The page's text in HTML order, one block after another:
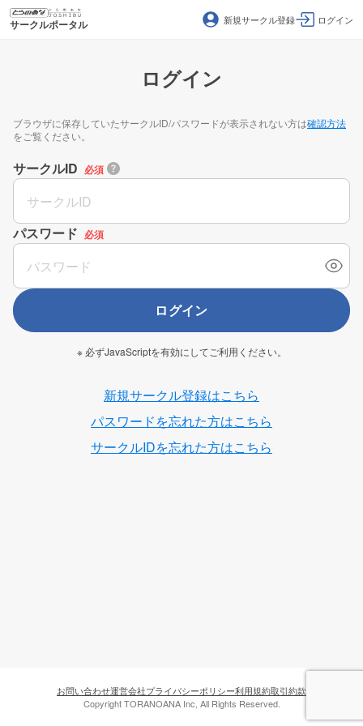
サークルポータル 新規サークル登録 ログイン
ログイン
ブラウザに保存していたサークルID/パスワードが表示されない方は確認方法
をご覧ください。
サークルID 必須
パスワード 必須
ログイン
※ 必ずJavaScriptを有効にしてご利用ください。
新規サークル登録はこちら
パスワードを忘れた方はこちら
サークルIDを忘れた方はこちら
お問い合わせ運営会社プライバシーポリシー利用規約取引約款
Copyright TORANOANA Inc, All Rights Reserved.